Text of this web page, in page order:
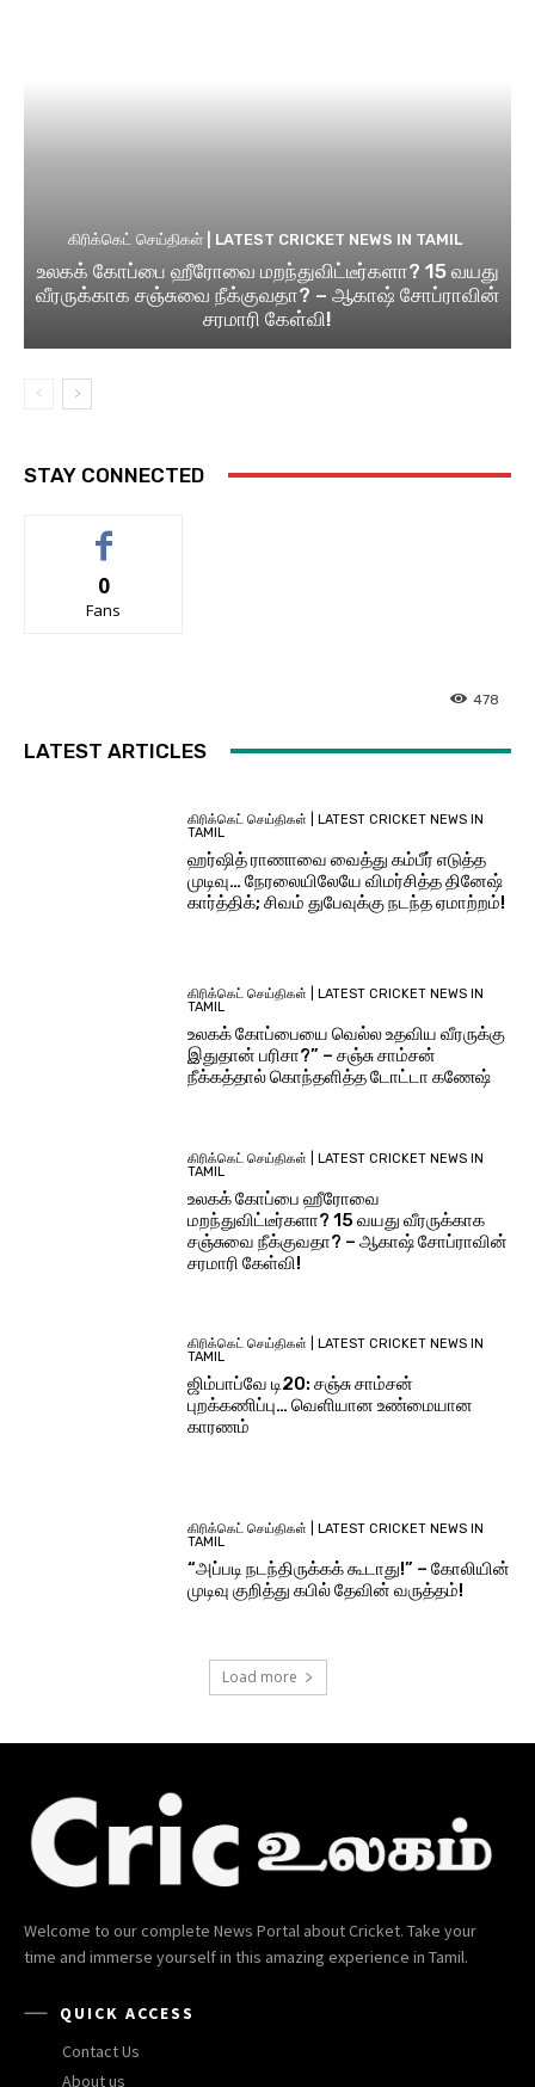
கிரிக்கெட் செய்திகள் | LATEST CRICKET NEWS IN TAMIL
உலகக் கோப்பை ஹீரோவை மறந்துவிட்டீர்களா? 15 வயது
வீரருக்காக சஞ்சுவை நீக்குவதா? – ஆகாஷ் சோப்ராவின்
சரமாரி கேள்வி!
STAY CONNECTED
0
Fans
478
LATEST ARTICLES
கிரிக்கெட் செய்திகள் | LATEST CRICKET NEWS IN
TAMIL
ஹர்ஷித் ராணாவை வைத்து கம்பீர் எடுத்த
முடிவு… நேரலையிலேயே விமர்சித்த தினேஷ்
கார்த்திக்; சிவம் துபேவுக்கு நடந்த ஏமாற்றம்!
கிரிக்கெட் செய்திகள் | LATEST CRICKET NEWS IN
TAMIL
உலகக் கோப்பையை வெல்ல உதவிய வீரருக்கு
இதுதான் பரிசா?” – சஞ்சு சாம்சன்
நீக்கத்தால் கொந்தளித்த டோட்டா கணேஷ்
கிரிக்கெட் செய்திகள் | LATEST CRICKET NEWS IN
TAMIL
உலகக் கோப்பை ஹீரோவை
மறந்துவிட்டீர்களா? 15 வயது வீரருக்காக
சஞ்சுவை நீக்குவதா? – ஆகாஷ் சோப்ராவின்
சரமாரி கேள்வி!
கிரிக்கெட் செய்திகள் | LATEST CRICKET NEWS IN
TAMIL
ஜிம்பாப்வே டி20: சஞ்சு சாம்சன்
புறக்கணிப்பு… வெளியான உண்மையான
காரணம்
கிரிக்கெட் செய்திகள் | LATEST CRICKET NEWS IN
TAMIL
“அப்படி நடந்திருக்கக் கூடாது!” – கோலியின்
முடிவு குறித்து கபில் தேவின் வருத்தம்!
Load more
Welcome to our complete News Portal about Cricket. Take your
time and immerse yourself in this amazing experience in Tamil.
QUICK ACCESS
Contact Us
About us